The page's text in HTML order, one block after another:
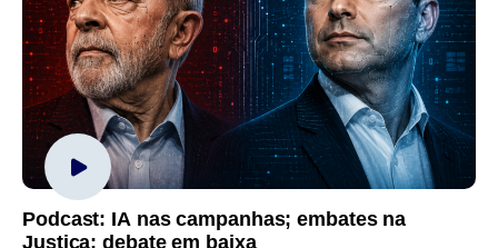
Podcast: IA nas campanhas; embates na
Justiça; debate em baixa